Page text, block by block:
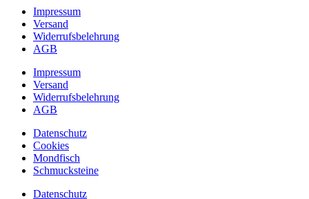
Impressum
Versand
Widerrufsbelehrung
AGB
Impressum
Versand
Widerrufsbelehrung
AGB
Datenschutz
Cookies
Mondfisch
Schmucksteine
Datenschutz